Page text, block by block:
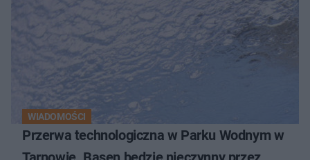
WIADOMOŚCI
Przerwa technologiczna w Parku Wodnym w